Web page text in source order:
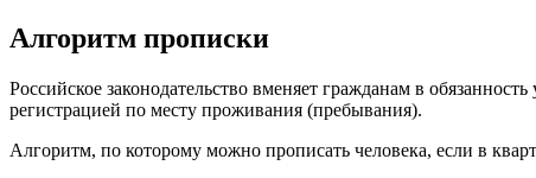
Алгоритм прописки
Российское законодательство вменяет гражданам в
регистрацией по месту проживания (пребывания).
Алгоритм, по которому можно прописать человека, если в